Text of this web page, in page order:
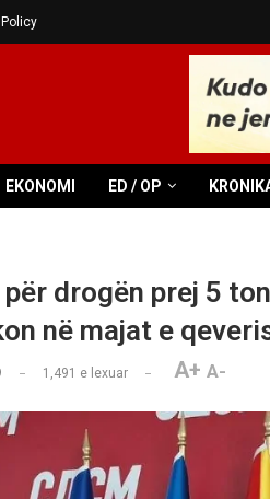
EKONOMI ED / OP
për drogën prej 5
në majat e
1,491 e lexuar A+ A-